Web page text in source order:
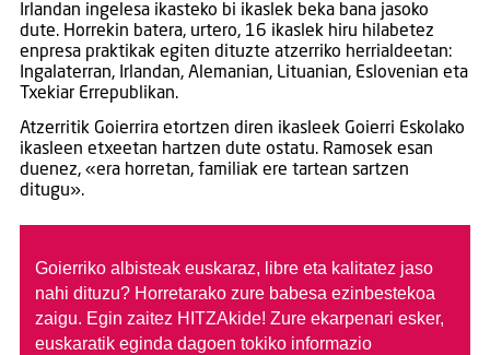
Irlandan ingelesa ikasteko bi ikaslek beka bana jasoko
dute. Horrekin batera, urtero, 16 ikaslek hiru hilabetez
enpresa praktikak egiten dituzte atzerriko herrialdeetan:
Ingalaterran, Irlandan, Alemanian, Lituanian, Eslovenian eta
Txekiar Errepublikan.
Atzerritik Goierrira etortzen diren ikasleek Goierri Eskolako
ikasleen etxeetan hartzen dute ostatu. Ramosek esan
duenez, «era horretan, familiak ere tartean sartzen
ditugu».
Goierriko albisteak euskaraz, libre eta kalitatez jaso
nahi dituzu? Horretarako zure babesa ezinbestekoa
zaigu. Egin zaitez HITZAkide! Zure ekarpenari esker,
euskaratik eginda dagoen tokiko informazio